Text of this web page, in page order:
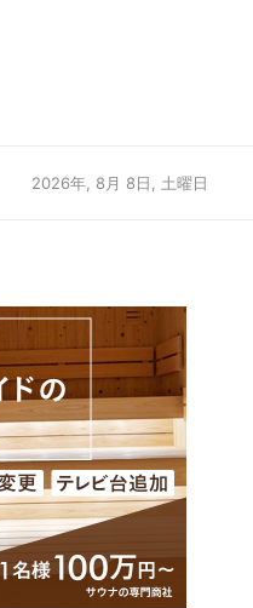
2026年, 8月 8日, 土曜日